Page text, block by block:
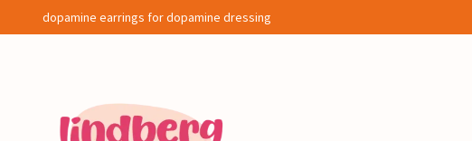
dopamine earrings for dopamine dressing